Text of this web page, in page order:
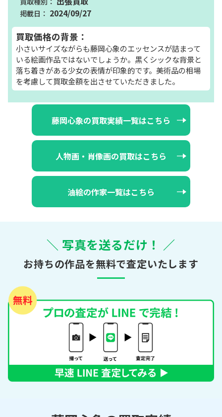
2024/09/27
買取価格の背景：
小さいサイズながらも藤岡心象のエッセンスが詰まって
いる絵画作品ではないでしょうか。黒くシックな背景と
落ち着きがある少女の表情が印象的です。美術品の相場
を考慮して買取金額を出させていただきました。
藤岡心象の買取実績一覧はこちら
人物画・肖像画の買取はこちら
油絵の作家一覧はこちら
＼ 写真を送るだけ！ ／
お持ちの作品を無料で査定いたします